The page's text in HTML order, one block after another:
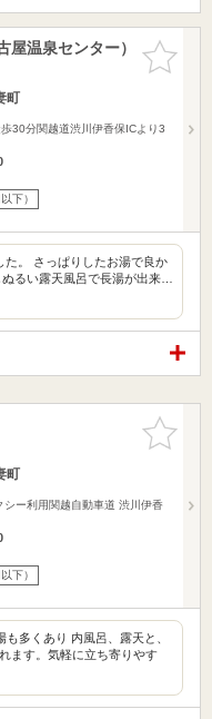
お気に入
りに追加
温泉センター）
町
30分関越道渋川伊香保ICより3
下）
。 さっぱりしたお湯で良か
るい露天風呂で長湯が出来…
お気に入
りに追加
町
シー利用関越自動車道 渋川伊香
下）
多くあり 内風呂、露天と、
ます。気軽に立ち寄りやす